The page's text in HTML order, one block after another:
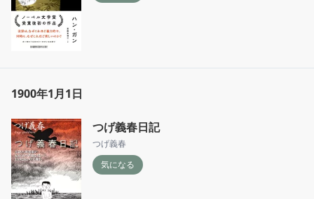
1900年1月1日
つげ義春日記
つげ義春
気になる